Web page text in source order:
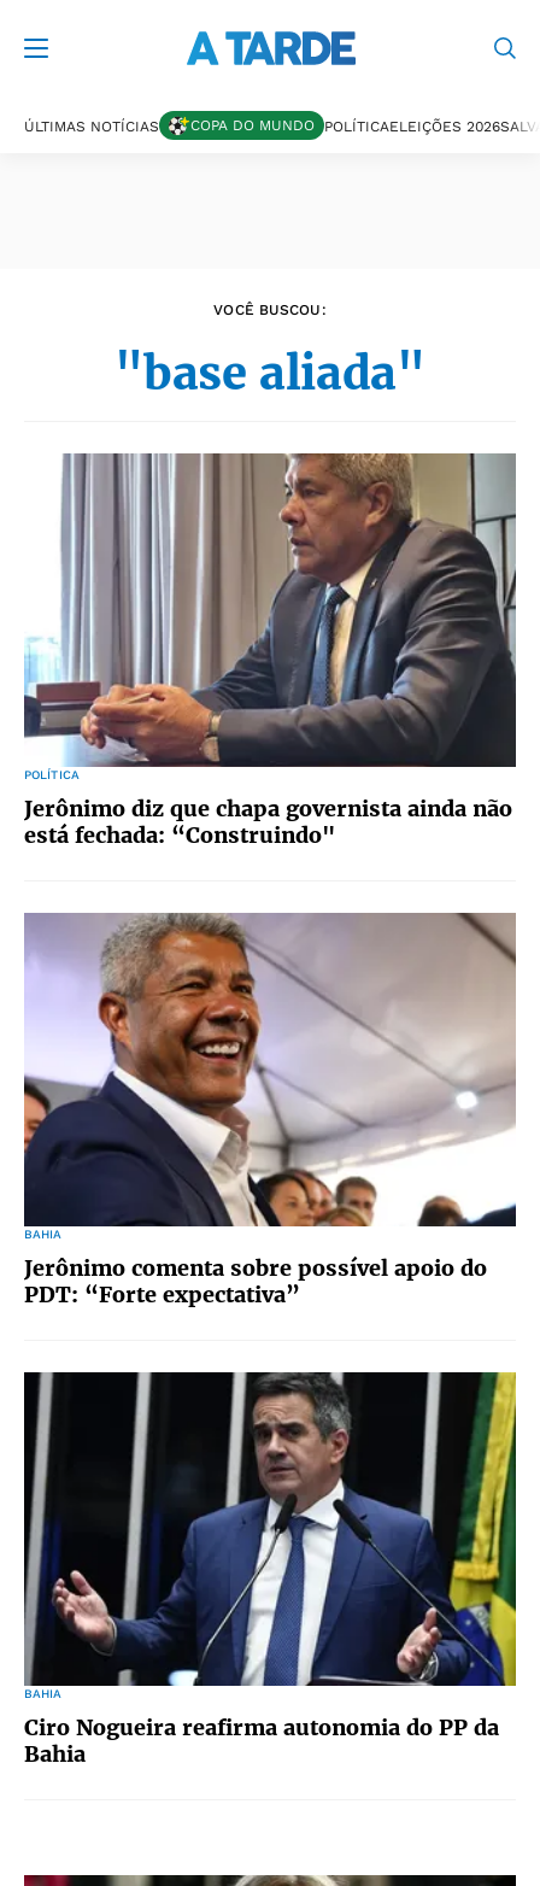
ÚLTIMAS NOTÍCIAS COPA DO MUNDO POLÍTICAELEIÇÕES 2026
VOCÊ BUSCOU:
"base aliada"
POLÍTICA
Jerônimo diz que chapa governista ainda não
está fechada: “Construindo"
BAHIA
Jerônimo comenta sobre possível apoio do
PDT: “Forte expectativa”
BAHIA
Ciro Nogueira reafirma autonomia do PP da
Bahia